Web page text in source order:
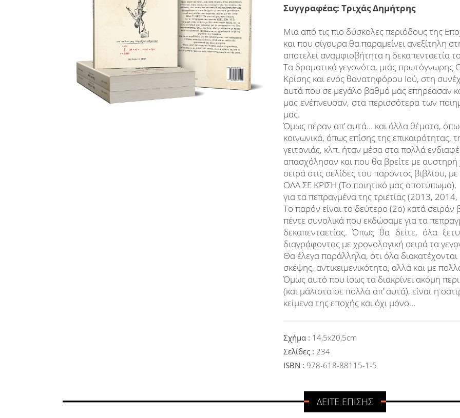
Συγγραφέας: Τριχάς Δημήτρης
Μια από τις πιο δύσκολες περιόδους της
και που σίγουρα θα παραμείνει ανεξίτηλη
αποτελεί αναμφισβήτητα η δεκαπενταετία
Τα δραματικά γεγονότα, μιάς πρωτόγνωρης
Κρίσης και ενός θανατηφόρου Ιού, στη
αυτά που σε μεγάλο βαθμό μας επηρέασαν
μας ενέπνευσαν, στα περισσότερα των
μας.
Όμως πέραν απ’ αυτά… και άλλα θέματα,
κοινωνικά, όπως επίσης της επικαιρότητας,
γειτονιάς, κλπ. ήταν μέσα στα πολλά
απασχόλησαν και που θα βρείτε με αυστηρή
σειρά στις σελίδες του παρόντος βιβλίου,
ΟΛΑ ΣΕ ΚΡΙΣΗ (Το ποιητικό μας αποτύπωμα),
για τα πεπραγμένα της τριετίας (2013,
Το παρόν είναι το δεύτερο (2ο) κατά σειράν
πέντε συνολικά που εκδώσαμε για τα
δεκαπενταετίας. Όπως θα δείτε, όλα
διαγράφοντας με χρονολογική σειρά τα
Θα έλεγα παράλληλα, ότι όλα
σκέψης, αντικειμενικότητα, αλλά και με
Όμως αυτό που ίσως τα διακρίνει ακόμη
(και μάλιστα σε πολλά απ’ αυτά), είναι η
κείμενα της εποχής και όχι μόνο…
Σχήμα : 14,5x20,5cm
Σελίδες : 234
ISBN : 978-618-88115-1-5
ΔΕΙΤΕ ΕΠΙΣΗΣ